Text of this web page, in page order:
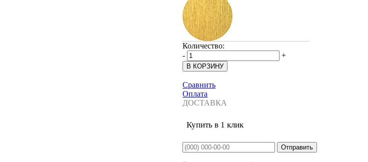
Количество:
-
+
Сравнить
Оплата
ДОСТАВКА
Купить в 1 клик